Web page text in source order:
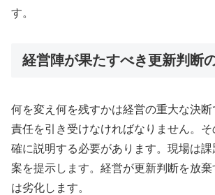
す。
経営陣が果たすべき更新判断
何を変え何を残すかは経営の重大な決断
責任を引き受けなければなりません。
確に説明する必要があります。現場は
案を提示します。経営が更新判断を放
は劣化します。